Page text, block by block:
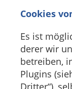
Cookies
Es ist
derer wir
betreiben,
Plugins
Dritter“),